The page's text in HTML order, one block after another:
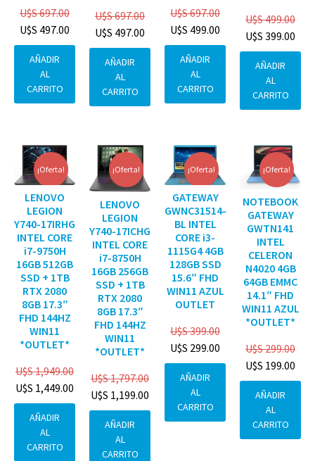
U$S697.00
U$S 497.00
AÑADIR
AL
CARRITO
U$S697.00
U$S 497.00
AÑADIR
AL
CARRITO
U$S697.00
U$S 499.00
AÑADIR
AL
CARRITO
U$S499.00
U$S 399.00
AÑADIR
AL
CARRITO
¡Oferta!
LENOVO
LEGION
Y740-17IRHG
INTEL CORE
i7-9750H
16GB 512GB
SSD + 1TB
RTX 2080
8GB 17.3″
FHD 144HZ
WIN11
*OUTLET*
U$S1,949.00
U$S 1,449.00
AÑADIR
AL
CARRITO
¡Oferta!
LENOVO
LEGION
Y740-17ICHG
INTEL CORE
i7-8750H
16GB 256GB
SSD + 1TB
RTX 2080
8GB 17.3″
FHD 144HZ
WIN11
*OUTLET*
U$S1,797.00
U$S 1,199.00
AÑADIR
AL
CARRITO
¡Oferta!
GATEWAY
GWNC31514-
BL INTEL
CORE i3-
1115G4 4GB
128GB SSD
15.6″ FHD
WIN11 AZUL
OUTLET
U$S399.00
U$S 299.00
AÑADIR
AL
CARRITO
¡Oferta!
NOTEBOOK
GATEWAY
GWTN141
INTEL
CELERON
N4020 4GB
64GB EMMC
14.1″ FHD
WIN11 AZUL
*OUTLET*
U$S299.00
U$S 199.00
AÑADIR
AL
CARRITO